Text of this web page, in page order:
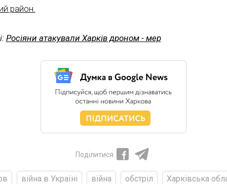
район.
Росіяни атакували Харків дроном - мер
Поділитися
війна в Україні війна обстріл
Харківська